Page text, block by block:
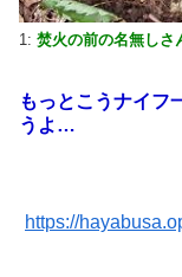
1: 焚火の前の名無しさ
もっとこうナイフ
うよ…
https://